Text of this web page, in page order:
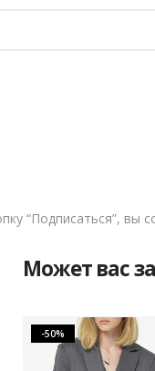
Может вас
-50%
“Подписаться”, вы